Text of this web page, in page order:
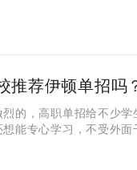
推荐伊顿单招吗
烈的，高职单招给不少
能专心学习，不受外面
在西安哪儿能找到校区